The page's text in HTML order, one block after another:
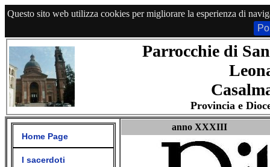
Questo sito web utilizza cookies per migliorare la esperienza di
Parrocchie di
Provincia e
Home Page
I sacerdoti
anno XXXIII